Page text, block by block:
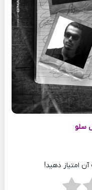
سلو
امتیاز دهید!